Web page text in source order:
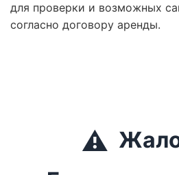
для проверки и возможных
согласно договору аренды.
⚠️